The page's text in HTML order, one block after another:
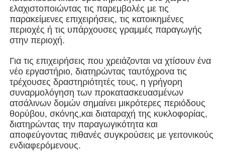
Οικοδόμηση δομής χάλυβα
Εργαστήριο Μεταλλικών Κατασκευών
αποθήκη χάλυβα
Κουτί χάλυβα
ελαχιστοποιώντας τις παρεμβολές με τις
παρακείμενες επιχειρήσεις, τις κατοικημένες
περιοχές ή τις υπάρχουσες γραμμές παραγωγής
στην περιοχή.
Για τις επιχειρήσεις που χρειάζονται να χτίσουν ένα
νέο εργαστήριο, διατηρώντας ταυτόχρονα τις
τρέχουσες δραστηριότητές τους, η γρήγορη
συναρμολόγηση των προκατασκευασμένων
ατσάλινων δομών σημαίνει μικρότερες περιόδους
θορύβου, σκόνης,και διαταραχή της κυκλοφορίας,
διατηρώντας την παραγωγικότητα και
αποφεύγοντας πιθανές συγκρούσεις με γειτονικούς
ενδιαφερόμενους.